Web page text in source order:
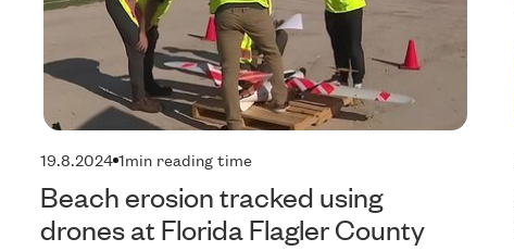
19.8.2024 1min reading time
Beach erosion tracked using
drones at Florida Flagler County